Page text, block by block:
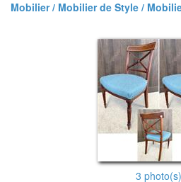
Mobilier / Mobilier de Style /
3 photo(s)